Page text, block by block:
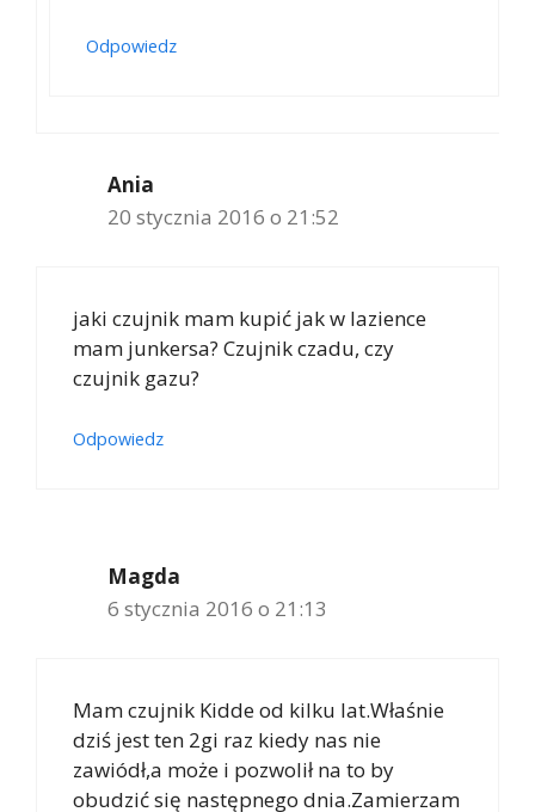
Odpowiedz
Ania
20 stycznia 2016 o 21:52
jaki czujnik mam kupić jak w lazience
mam junkersa? Czujnik czadu, czy
czujnik gazu?
Odpowiedz
Magda
6 stycznia 2016 o 21:13
Mam czujnik Kidde od kilku lat.Właśnie
dziś jest ten 2gi raz kiedy nas nie
zawiódł,a może i pozwolił na to by
obudzić się następnego dnia.Zamierzam